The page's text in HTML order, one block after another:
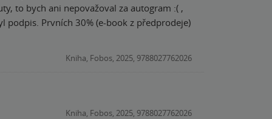
to bych ani nepovažoval za autogram :( ,
Kniha, Fobos, 2025, 9788027762026
Kniha, Fobos, 2025, 9788027762026